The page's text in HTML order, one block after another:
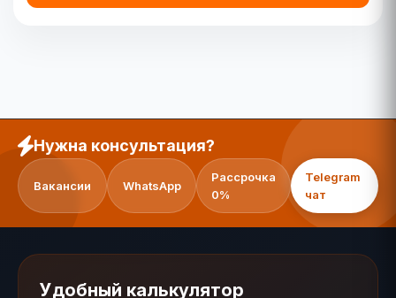
Нужна консультация?
Вакансии WhatsApp
Рассрочка
0%
Telegram
чат
Удобный калькулятор